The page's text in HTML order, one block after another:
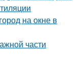
на окне в
части